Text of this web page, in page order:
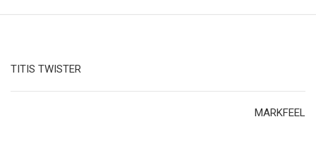
TITIS TWISTER
MARKFEEL